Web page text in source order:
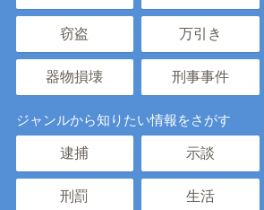
窃盗 万引き
器物損壊 刑事事件
ジャンルから知りたい情報をさがす
逮捕 示談
刑罰 生活